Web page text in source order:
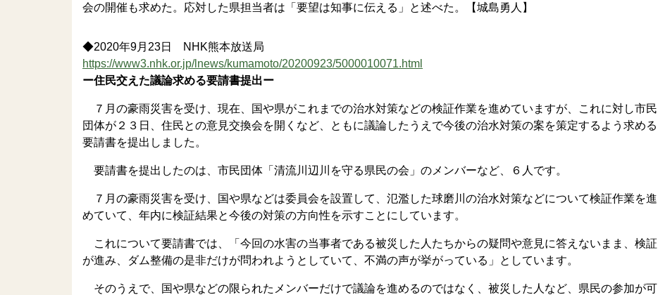
会の開催も求めた。応対した県担当者は「要望は知事に伝える」と述べた。【城島勇人】
◆2020年9月23日 NHK熊本放送局
https://www3.nhk.or.jp/lnews/kumamoto/20200923/5000010071.html
ー住民交えた議論求める要請書提出ー
７月の豪雨災害を受け、現在、国や県がこれまでの治水対策などの検証作業を進めていますが、これに対し市民
団体が２３日、住民との意見交換会を開くなど、ともに議論したうえで今後の治水対策の案を策定するよう求める
要請書を提出しました。
要請書を提出したのは、市民団体「清流川辺川を守る県民の会」のメンバーなど、６人です。
７月の豪雨災害を受け、国や県などは委員会を設置して、氾濫した球磨川の治水対策などについて検証作業を進
めていて、年内に検証結果と今後の対策の方向性を示すことにしています。
これについて要請書では、「今回の水害の当事者である被災した人たちからの疑問や意見に答えないまま、検証
が進み、ダム整備の是非だけが問われようとしていて、不満の声が挙がっている」としています。
そのうえで、国や県などの限られたメンバーだけで議論を進めるのではなく、被災した人など、県民の参加が可